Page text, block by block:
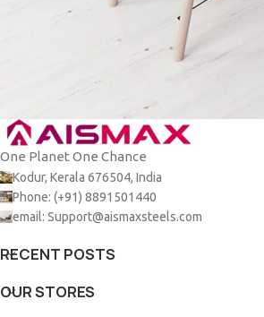
Decor
Et vestibulum quis a
One Planet One Chance
Kodur, Kerala 676504, India
Phone: (+91) 8891501440
email: Support@aismaxsteels.com
RECENT POSTS
OUR STORES